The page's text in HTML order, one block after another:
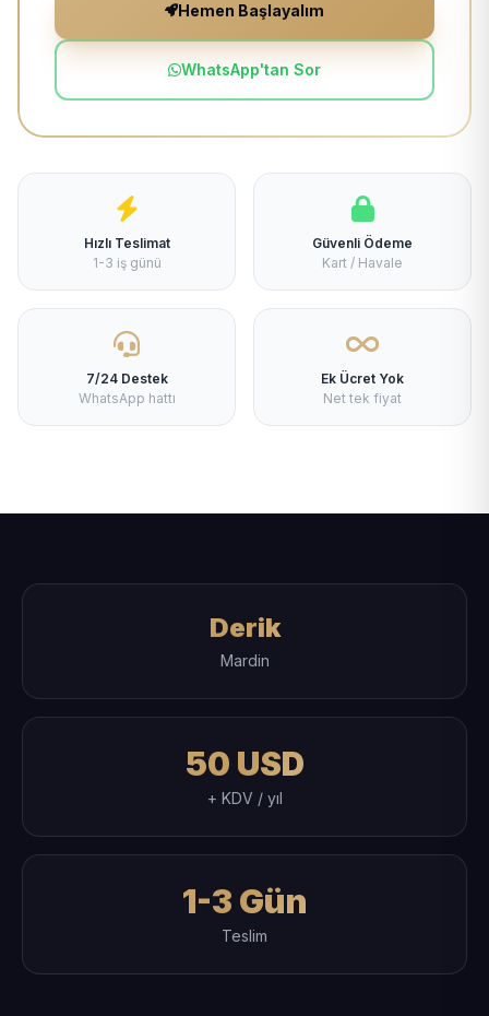
Hemen Başlayalım
WhatsApp'tan Sor
Hızlı Teslimat
1-3 iş günü
Güvenli Ödeme
Kart / Havale
7/24 Destek
WhatsApp hattı
Ek Ücret Yok
Net tek fiyat
Derik
Mardin
50 USD
+ KDV / yıl
1-3 Gün
Teslim